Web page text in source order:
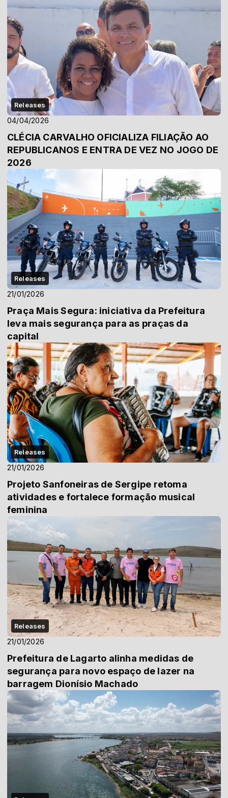
Releases
04/04/2026
CLÉCIA CARVALHO OFICIALIZA FILIAÇÃO AO
REPUBLICANOS E ENTRA DE VEZ NO JOGO DE
2026
Releases
21/01/2026
Praça Mais Segura: iniciativa da Prefeitura
leva mais segurança para as praças da
capital
Releases
21/01/2026
Projeto Sanfoneiras de Sergipe retoma
atividades e fortalece formação musical
feminina
Releases
21/01/2026
Prefeitura de Lagarto alinha medidas de
segurança para novo espaço de lazer na
barragem Dionísio Machado